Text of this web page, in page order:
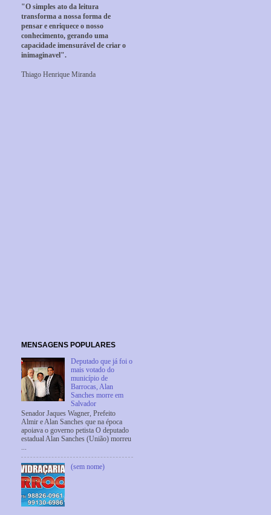
"O simples ato da leitura
transforma a nossa forma de
pensar e enriquece o nosso
conhecimento, gerando uma
capacidade imensurável de criar o
inimaginavel".
Thiago Henrique Miranda
MENSAGENS POPULARES
Deputado que já foi o
mais votado do
município de
Barrocas, Alan
Sanches morre em
Salvador
Senador Jaques Wagner, Prefeito
Almir e Alan Sanches que na época
apoiava o governo petista O deputado
estadual Alan Sanches (União) morreu
...
(sem nome)